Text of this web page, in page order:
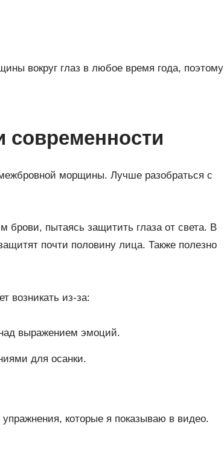
вокруг глаз в любое время года, поэтому
морщины. Лучше разобраться с
брови, пытаясь защитить глаза от света. В
почти половину лица. Также полезно
возникать из-за:
выражением эмоций.
для осанки.
которые я показываю в видео.